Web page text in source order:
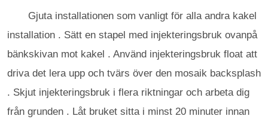
Gjuta installationen som vanligt för alla andra kakel
installation . Sätt en stapel med injekteringsbruk ovanpå
bänkskivan mot kakel . Använd injekteringsbruk float att
driva det lera upp och tvärs över den mosaik backsplash
. Skjut injekteringsbruk i flera riktningar och arbeta dig
från grunden . Låt bruket sitta i minst 20 minuter innan